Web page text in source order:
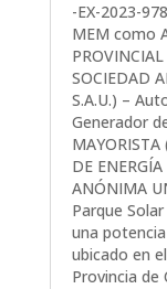
-EX-2023-
MEM como
SOCIEDAD
S.A.U.) –
Generador
DE
ANÓNIMA
Parque
una potencia
ubicado en
Provincia de